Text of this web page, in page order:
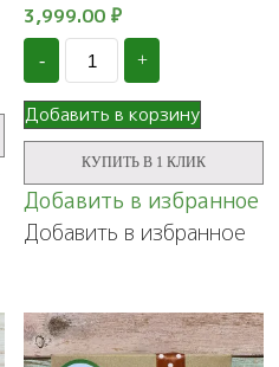
Оценка
5.00
из 5
3,999.00₽
- Количество
Подарочная
корзина
из
мёда,
чая
полезных
сладостей
"Вкусная
+
Добавить в корзину
КУПИТЬ В 1 КЛИК
Добавить в избранное
Добавить в избранное